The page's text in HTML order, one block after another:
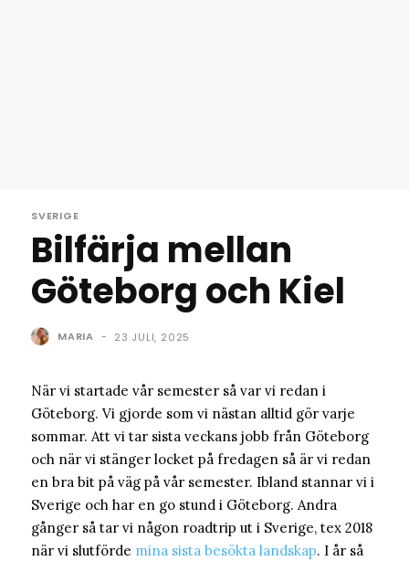
SVERIGE
Bilfärja mellan
Göteborg och Kiel
MARIA - 23 JULI, 2025
När vi startade vår semester så var vi redan i
Göteborg. Vi gjorde som vi nästan alltid gör varje
sommar. Att vi tar sista veckans jobb från Göteborg
och när vi stänger locket på fredagen så är vi redan
en bra bit på väg på vår semester. Ibland stannar vi i
Sverige och har en go stund i Göteborg. Andra
gånger så tar vi någon roadtrip ut i Sverige, tex 2018
när vi slutförde mina sista besökta landskap. I år så